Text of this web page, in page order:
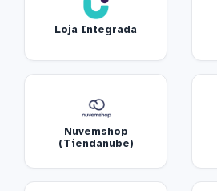
Loja Integrada
Nuvemshop
(Tiendanube)